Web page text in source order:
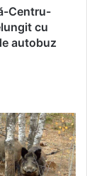
Centru-
cu
autobuz